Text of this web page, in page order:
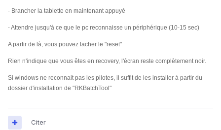
- Brancher la tablette en maintenant appuyé
- Attendre jusqu'à ce que le pc reconnaisse un périphérique (10-15 sec)
A partir de là, vous pouvez lacher le "reset"
Rien n'indique que vous êtes en recovery, l'écran reste complètement noir.
Si windows ne reconnait pas les pilotes, il suffit de les installer à partir du
dossier d'installation de "RKBatchTool"
Citer